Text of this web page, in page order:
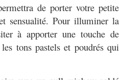
de porter votre petite
sensualité. Pour illuminer la
à apporter une touche de
tons pastels et poudrés qui